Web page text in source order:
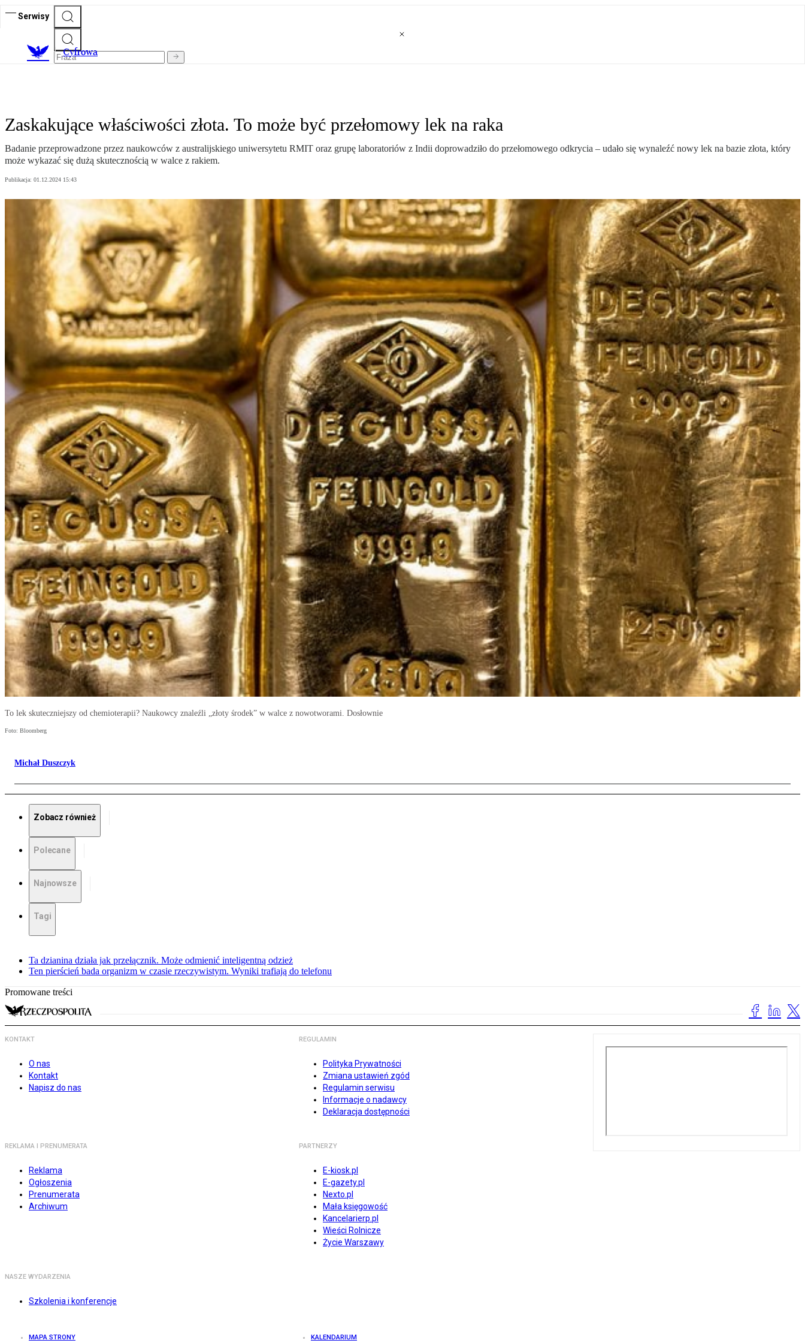
Serwisy
Cyfrowa
Zaskakujące właściwości złota. To może być przełomowy lek na raka
Badanie przeprowadzone przez naukowców z australijskiego uniwersytetu RMIT oraz grupę laboratoriów z Indii doprowadziło do przełomowego odkrycia – udało się wynaleźć nowy lek na bazie złota, który
może wykazać się dużą skutecznością w walce z rakiem.
Publikacja: 01.12.2024 15:43
To lek skuteczniejszy od chemioterapii? Naukowcy znaleźli „złoty środek” w walce z nowotworami. Dosłownie
Foto: Bloomberg
Michał Duszczyk
Zobacz również
Polecane
Najnowsze
Tagi
Ta dzianina działa jak przełącznik. Może odmienić inteligentną odzież
Ten pierścień bada organizm w czasie rzeczywistym. Wyniki trafiają do telefonu
Promowane treści
KONTAKT
O nas
Kontakt
Napisz do nas
REGULAMIN
Polityka Prywatności
Zmiana ustawień zgód
Regulamin serwisu
Informacje o nadawcy
Deklaracja dostępności
REKLAMA I PRENUMERATA
Reklama
Ogłoszenia
Prenumerata
Archiwum
PARTNERZY
E-kiosk.pl
E-gazety.pl
Nexto.pl
Mała księgowość
Kancelarierp.pl
Wieści Rolnicze
Życie Warszawy
NASZE WYDARZENIA
Szkolenia i konferencje
MAPA STRONY KALENDARIUM